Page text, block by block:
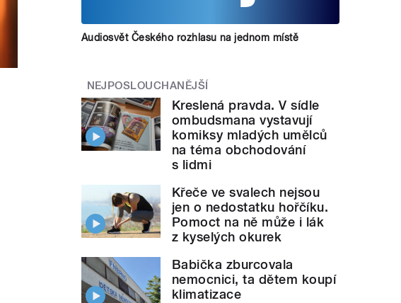
Audiosvět Českého rozhlasu na jednom místě
NEJPOSLOUCHANĚJŠÍ
Kreslená pravda. V sídle
ombudsmana vystavují
komiksy mladých umělců
na téma obchodování
s lidmi
Křeče ve svalech nejsou
jen o nedostatku hořčíku.
Pomoct na ně může i lák
z kyselých okurek
Babička zburcovala
nemocnici, ta dětem koupí
klimatizace